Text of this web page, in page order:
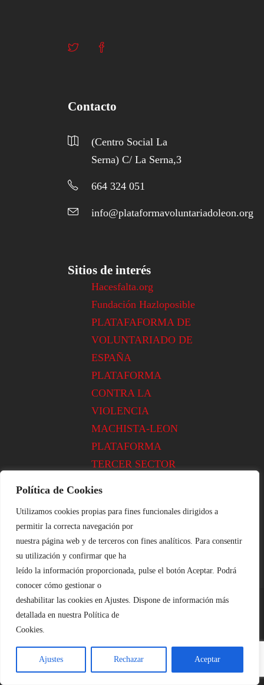
Política de Cookies
Utilizamos cookies propias para fines funcionales dirigidos a
permitir la correcta navegación por
nuestra página web y de terceros con fines analíticos. Para consentir
su utilización y confirmar que ha
leído la información proporcionada, pulse el botón Aceptar. Podrá
conocer cómo gestionar o
deshabilitar las cookies en Ajustes. Dispone de información más
detallada en nuestra Política de
Cookies.
Ajustes Rechazar Aceptar
Contacto
(Centro Social La
Serna) C/ La Serna,3
664 324 051
info@plataformavoluntariadoleon.org
Sitios de interés
Hacesfalta.org
Fundación Hazloposible
PLATAFAFORMA DE
VOLUNTARIADO DE
ESPAÑA
PLATAFORMA
CONTRA LA
VIOLENCIA
MACHISTA-LEON
PLATAFORMA
TERCER SECTOR
Aviso Legal::|::Cookies
2020